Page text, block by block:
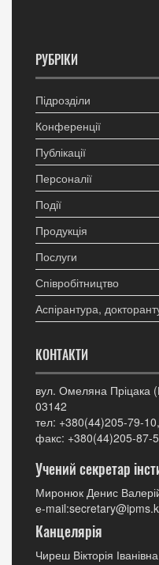
РУБРІКИ
Підрозділи
Конференції
Публікації
Персоналії
Події
Продукція
Послуги
Співробітництво
Аспірантура,
КОНТАКТИ
вул. Омеляна Пріцака
03142
тел: +380(44)205-79-
факс: +380(44)205-87-
Учений секретар
Миронюк Денис
е-
Канцелярія
Чиреш Вікторія Іванівна